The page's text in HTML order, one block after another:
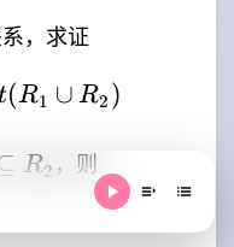
系，求证
\cup t(R_2)
(R1 ∪ R2 )
R2 ，则
\subseteq